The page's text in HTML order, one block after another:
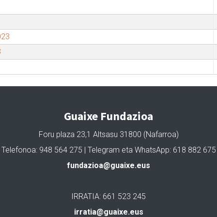
Guaixe Fundazioa
Foru plaza 23,1 Altsasu 31800 (Nafarroa)
Telefonoa: 948 564 275 | Telegram eta WhatsApp: 618 882 675
fundazioa@guaixe.eus
IRRATIA: 661 523 245
irratia@guaixe.eus